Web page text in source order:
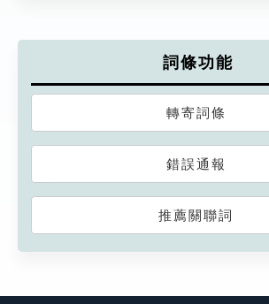
詞條功能
轉寄詞條
錯誤通報
推薦關聯詞